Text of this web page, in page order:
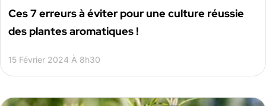
Ces 7 erreurs à éviter pour une culture réussie
des plantes aromatiques !
15 Février 2024 À 8h30